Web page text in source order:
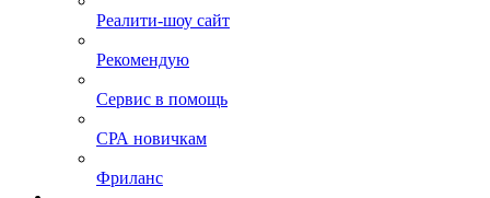
Реалити-шоу сайт
Рекомендую
Сервис в помощь
СРА новичкам
Фриланс